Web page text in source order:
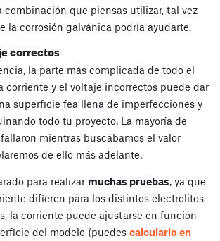
combinación que piensas utilizar, tal vez
la corrosión galvánica podría ayudarte.
correctos
la parte más complicada de todo el
corriente y el voltaje incorrectos puede dar
superficie fea llena de imperfecciones y
todo tu proyecto. La mayoría de
mientras buscábamos el valor
de ello más adelante.
para realizar muchas pruebas, ya que
difieren para los distintos electrolitos
la corriente puede ajustarse en función
del modelo (puedes calcularlo en